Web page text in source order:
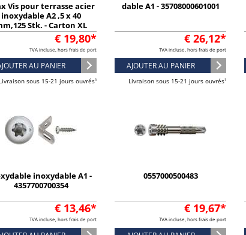
Vis pour terrasse acier
inoxydable A2 ,5 x 40
Stk. - Carton XL
€ 19,80*
TVA incluse, hors frais de port
AU PANIER
Livraison sous 15-21 jours ouvrés¹
dable A1 - 35708000601001
€ 26,12*
TVA incluse, hors frais de port
AJOUTER AU PANIER
Livraison sous 15-21 jours ouvrés¹
inoxydable A1 -
4357700700354
€ 13,46*
TVA incluse, hors frais de port
0557000500483
€ 19,67*
TVA incluse, hors frais de port